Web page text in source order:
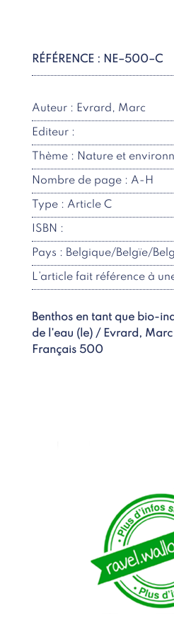
RÉFÉRENCE : NE–500–C
Auteur : Evrard, Marc
Editeur :
Thème : Nature et
Nombre de page : A-H
Type : Article C
ISBN :
Pays : Belgique/Belgïe/
L’article fait référence à
Benthos en tant que bio-
de l'eau (le) / Evrard,
Français 500